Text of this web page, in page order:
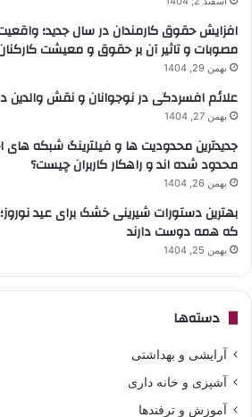
افزایش حقوق کارمندان در سال جدید؛
مصوبات و تاثیر آن بر حقوق و معیشت
بهمن 29, 1404
علائم افسردگی در نوجوانان و نقش والدین
بهمن 27, 1404
جدیدترین محدودیت ها و فیلترینگ شبکه های
محدود شده اند و راهکار کاربران چیست؟
بهمن 26, 1404
که همه دوست دارند
بهمن 25, 1404
دسته‌ها
آرایشی و بهداشتی
آشپزی و خانه داری
آموزش و ترفندها